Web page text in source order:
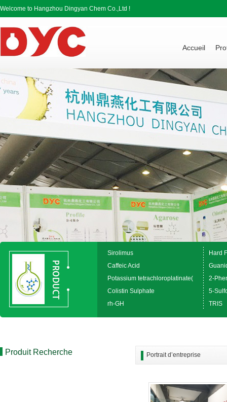
Welcome to Hangzhou Dingyan Chem Co.,Ltd !
Accueil
Sirolimus
Hard
Caffeic Acid
Potassium tetrachloroplatinate(
2-
Colistin Sulphate
5-
rh-GH
TRIS
Produit Recherche Portrait d’entreprise